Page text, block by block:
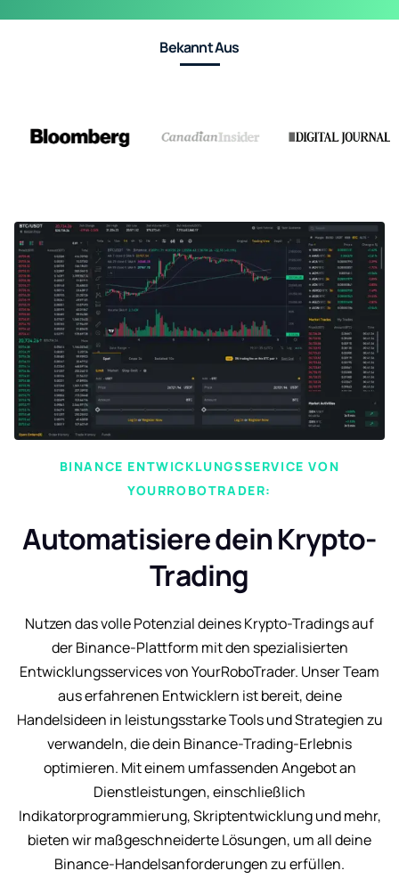
Bekannt Aus
BINANCE ENTWICKLUNGSSERVICE VON
YOURROBOTRADER:
Automatisiere dein Krypto-
Trading
Nutzen das volle Potenzial deines Krypto-Tradings auf
der Binance-Plattform mit den spezialisierten
Entwicklungsservices von YourRoboTrader. Unser Team
aus erfahrenen Entwicklern ist bereit, deine
Handelsideen in leistungsstarke Tools und Strategien zu
verwandeln, die dein Binance-Trading-Erlebnis
optimieren. Mit einem umfassenden Angebot an
Dienstleistungen, einschließlich
Indikatorprogrammierung, Skriptentwicklung und mehr,
bieten wir maßgeschneiderte Lösungen, um all deine
Binance-Handelsanforderungen zu erfüllen.